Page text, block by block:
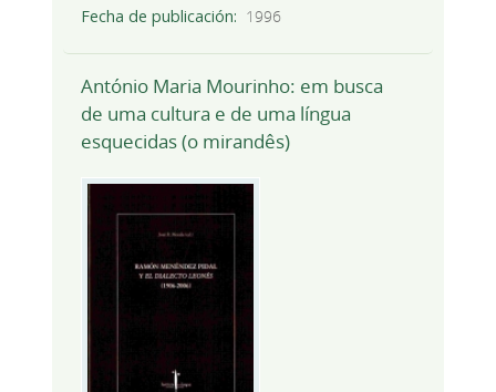
Fecha de publicación
1996
António Maria Mourinho: em busca
de uma cultura e de uma língua
esquecidas (o mirandês)